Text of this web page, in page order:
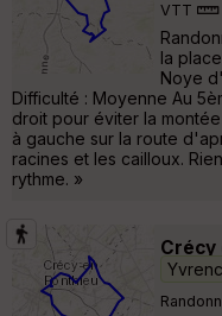
VTT
la
Noye
Difficulté : Moyenne Au
droit pour éviter la
à gauche sur la route
racines et les cailloux.
rythme. »
Crécy